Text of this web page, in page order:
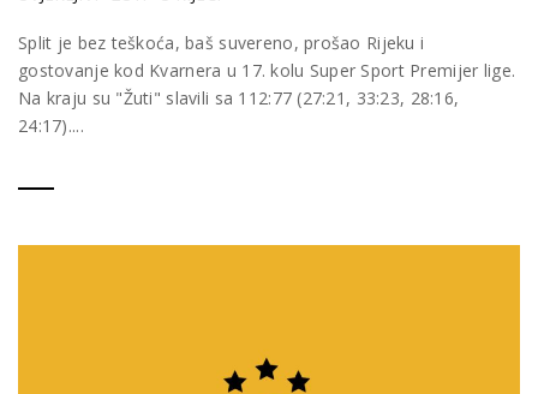
Split je bez teškoća, baš suvereno, prošao Rijeku i
gostovanje kod Kvarnera u 17. kolu Super Sport Premijer lige.
Na kraju su "Žuti" slavili sa 112:77 (27:21, 33:23, 28:16,
24:17)....